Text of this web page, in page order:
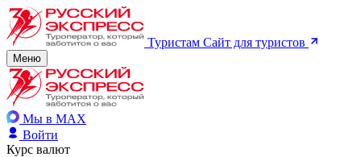
Туристам Сайт для туристов
Меню
Мы в MAX
Войти
Курс валют